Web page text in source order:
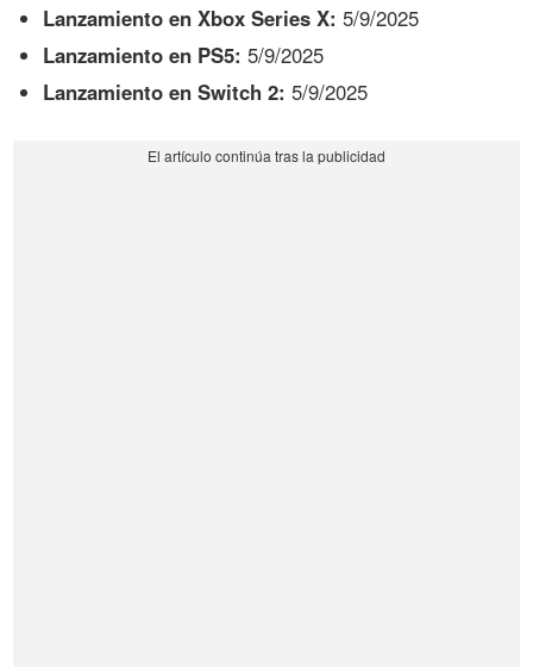
Lanzamiento en Xbox Series X: 5/9/2025
Lanzamiento en PS5: 5/9/2025
Lanzamiento en Switch 2: 5/9/2025